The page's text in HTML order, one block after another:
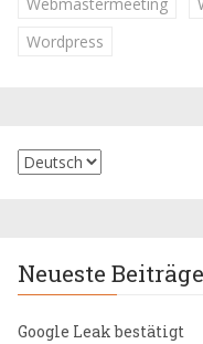
Wordpress
Neueste Beiträge
Google Leak bestätigt